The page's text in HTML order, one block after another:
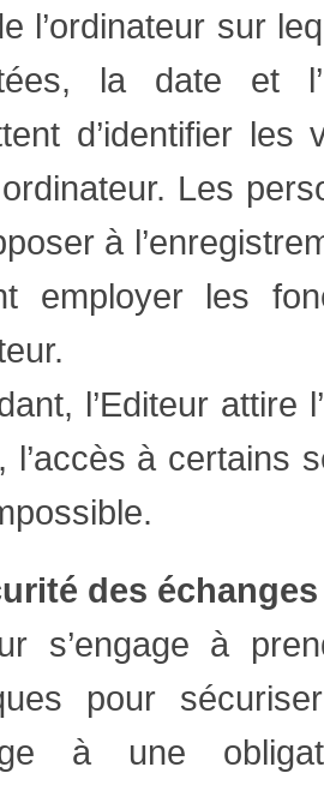
l’ordinateur sur
la date et
d’identifier
Les
à
employer les
l’Editeur attire
l’accès à certains
des échanges
s’engage à
pour
à une